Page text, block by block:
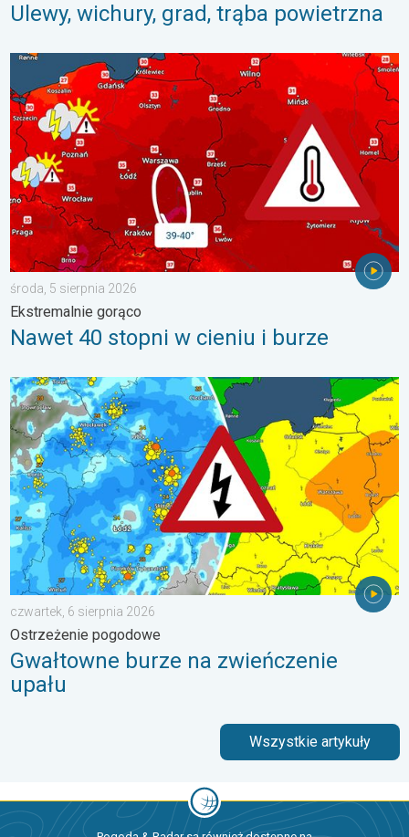
Ulewy, wichury, grad, trąba powietrzna
Nawet 40 stopni w cieniu i burze. Ekstremalnie gorąco. . .
środa, 5 sierpnia 2026
Ekstremalnie gorąco
Nawet 40 stopni w cieniu i burze
Gwałtowne burze na zwieńczenie upału. Ostrzeżenie
czwartek, 6 sierpnia 2026
Ostrzeżenie pogodowe
Gwałtowne burze na zwieńczenie
upału
Wszystkie artykuły